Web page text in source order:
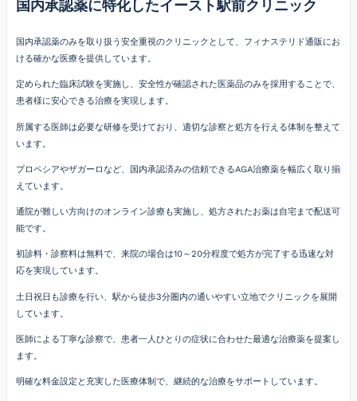
国内承認薬に特化したイースト駅前クリニック
国内承認薬のみを取り扱う安全重視のクリニックとして、フィナステリド通販にお
ける確かな医療を提供しています。
定められた臨床試験を実施し、安全性が確認された医薬品のみを採用することで、
患者様に安心できる治療を実現します。
所属する医師は必要な研修を受けており、適切な診察と処方を行える体制を整えて
います。
プロペシアやザガーロなど、国内承認済みの信頼できるAGA治療薬を幅広く取り揃
えています。
通院が難しい方向けのオンライン診療も実施し、処方されたお薬は自宅まで配送可
能です。
初診料・診察料は無料で、来院の場合は10～20分程度で処方が完了する迅速な対
応を実現しています。
土日祝日も診療を行い、駅から徒歩3分圏内の通いやすい立地でクリニックを展開
しています。
医師による丁寧な診察で、患者一人ひとりの症状に合わせた最適な治療薬を提案し
ます。
明確な料金設定と充実した医療体制で、継続的な治療をサポートしています。